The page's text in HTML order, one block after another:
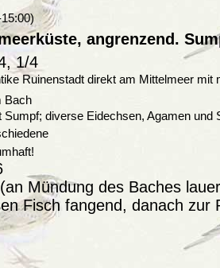
angrenzend.
1/4
Ruinenstadt direkt am Mittelmeer mit
Bach
Sumpf; diverse Eidechsen, Agamen und
Mündung des Baches
Fisch fangend, danach zur